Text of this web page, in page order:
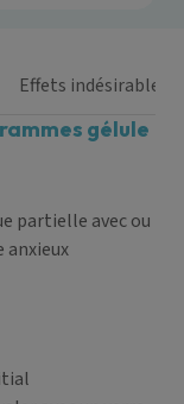
Effets indésirables
gélule
partielle avec ou
anxieux